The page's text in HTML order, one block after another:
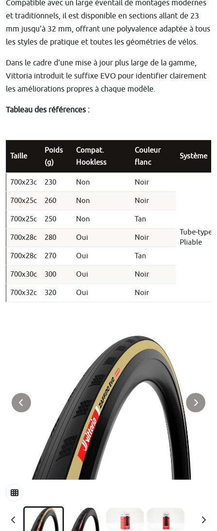
Compatible avec un large éventail de montages modernes
et traditionnels, il est disponible en sections allant de 23
mm jusqu'à 32 mm, offrant une polyvalence adaptée à tous
les styles de pratique et toutes les géométries de vélos.
Dans le cadre d'une mise à jour plus large de la gamme,
Vittoria introduit le suffixe EVO pour identifier clairement
les améliorations propres à chaque modèle.
Tableau des références :
Taille
Poids
(g)
Compat.
Hookless
Couleur
flanc
Système
700x23c 230 Non Noir
Tube-type /
Pliable
700x25c 260 Non Noir
700x25c 250 Non Tan
700x28c 280 Oui Noir
700x28c 270 Oui Tan
700x30c 300 Oui Noir
700x32c 320 Oui Noir